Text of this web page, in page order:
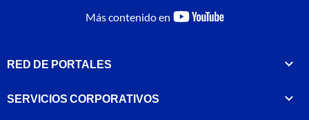
Más contenido en
youtube-
RED DE PORTALES
SERVICIOS CORPORATIVOS